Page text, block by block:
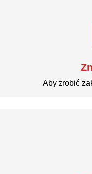
Aby zrobić